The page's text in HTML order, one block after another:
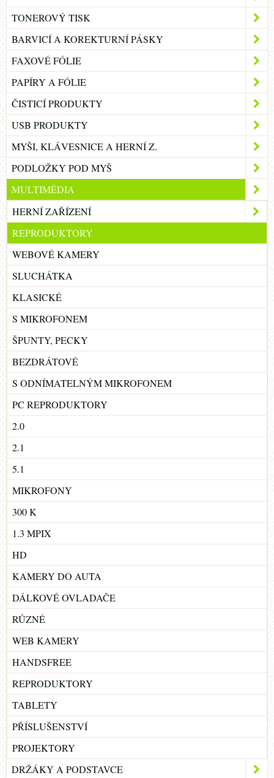
TONEROVÝ TISK
BARVICÍ A KOREKTURNÍ PÁSKY
FAXOVÉ FÓLIE
PAPÍRY A FÓLIE
ČISTICÍ PRODUKTY
USB PRODUKTY
MYŠI, KLÁVESNICE A HERNÍ Z.
PODLOŽKY POD MYŠ
MULTIMÉDIA
HERNÍ ZAŘÍZENÍ
REPRODUKTORY
WEBOVÉ KAMERY
SLUCHÁTKA
KLASICKÉ
S MIKROFONEM
ŠPUNTY, PECKY
BEZDRÁTOVÉ
S ODNÍMATELNÝM MIKROFONEM
PC REPRODUKTORY
2.0
2.1
5.1
MIKROFONY
300 K
1.3 MPIX
HD
KAMERY DO AUTA
DÁLKOVÉ OVLADAČE
RŮZNÉ
WEB KAMERY
HANDSFREE
REPRODUKTORY
TABLETY
PŘÍSLUŠENSTVÍ
PROJEKTORY
DRŽÁKY A PODSTAVCE